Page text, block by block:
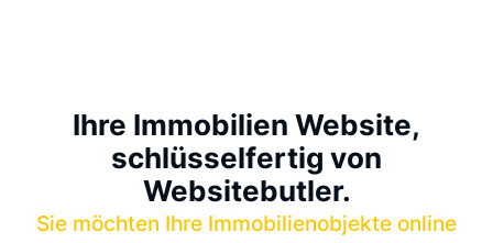
Ihre Immobilien Website,
schlüsselfertig von
Websitebutler.
Sie möchten Ihre Immobilienobjekte online